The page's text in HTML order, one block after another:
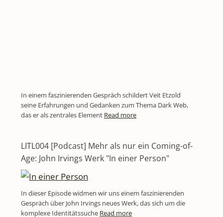
In einem faszinierenden Gespräch schildert Veit Etzold
seine Erfahrungen und Gedanken zum Thema Dark Web,
das er als zentrales Element Read more
LITL004 [Podcast] Mehr als nur ein Coming-of-
Age: John Irvings Werk "In einer Person"
In dieser Episode widmen wir uns einem faszinierenden
Gespräch über John Irvings neues Werk, das sich um die
komplexe Identitätssuche Read more